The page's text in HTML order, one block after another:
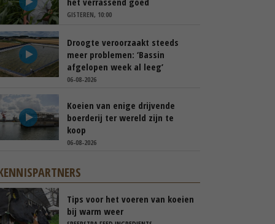
GISTEREN, 10:00
Droogte veroorzaakt steeds
meer problemen: ‘Bassin
afgelopen week al leeg’
06-08-2026
Koeien van enige drijvende
boerderij ter wereld zijn te
koop
06-08-2026
Tips voor het voeren van koeien
bij warm weer